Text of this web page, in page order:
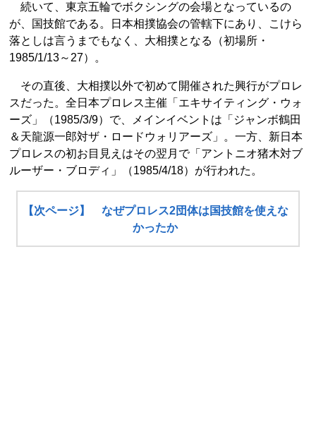
続いて、東京五輪でボクシングの会場となっているの
が、国技館である。日本相撲協会の管轄下にあり、こけら
落としは言うまでもなく、大相撲となる（初場所・
1985/1/13～27）。
その直後、大相撲以外で初めて開催された興行がプロレ
スだった。全日本プロレス主催「エキサイティング・ウォ
ーズ」（1985/3/9）で、メインイベントは「ジャンボ鶴田
＆天龍源一郎対ザ・ロードウォリアーズ」。一方、新日本
プロレスの初お目見えはその翌月で「アントニオ猪木対ブ
ルーザー・ブロディ」（1985/4/18）が行われた。
【次ページ】 なぜプロレス2団体は国技館を使えな
かったか